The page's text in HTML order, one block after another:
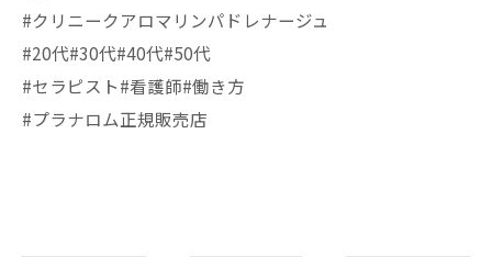
#クリニークアロマリンパドレナージュ
#20代#30代#40代#50代
#セラピスト#看護師#働き方
#プラナロム正規販売店